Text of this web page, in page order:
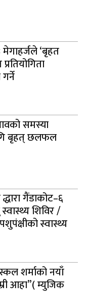
‘बृहत
समस्या
बृहत् छलफल
गैंडाकोट–६
शिविर /
स्वास्थ्य
शर्माको नयाँ
आहा”( म्युजिक